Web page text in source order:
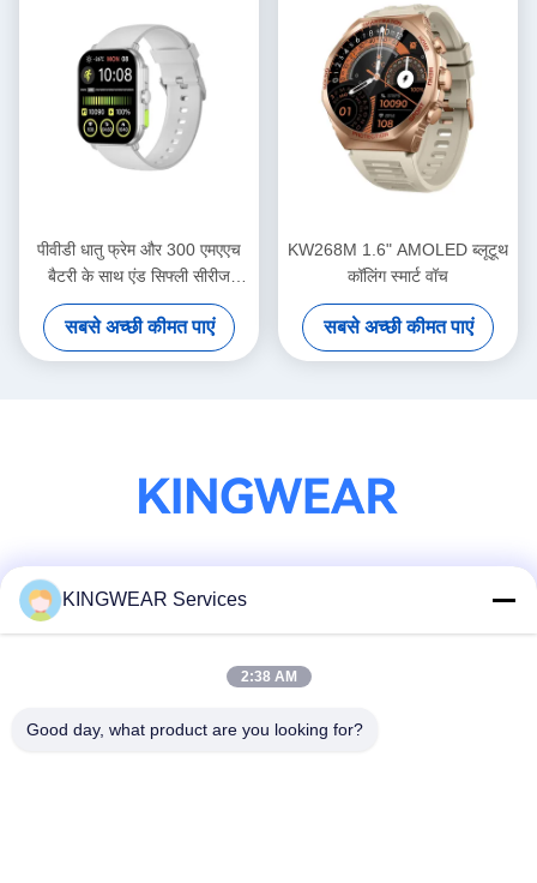
पीवीडी धातु फ्रेम और 300 एमएएच
बैटरी के साथ एंड सिफ्ली सीरीज
स्क्वायर स्मार्ट वॉच 2.01
सबसे अच्छी कीमत पाएं
KW268M 1.6" AMOLED ब्लूटूथ
कॉलिंग स्मार्ट वॉच
सबसे अच्छी कीमत पाएं
सोशल मीडिया
टेलीफोन
KINGWEAR Services
2:38 AM
Good day, what product are you looking for?